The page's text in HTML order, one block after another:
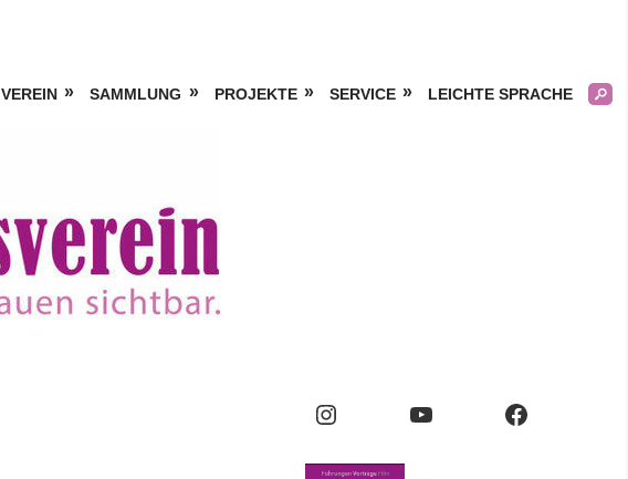
VEREIN SAMMLUNG PROJEKTE SERVICE LEICHTE SPRACHE
Instagram YouTube Facebook